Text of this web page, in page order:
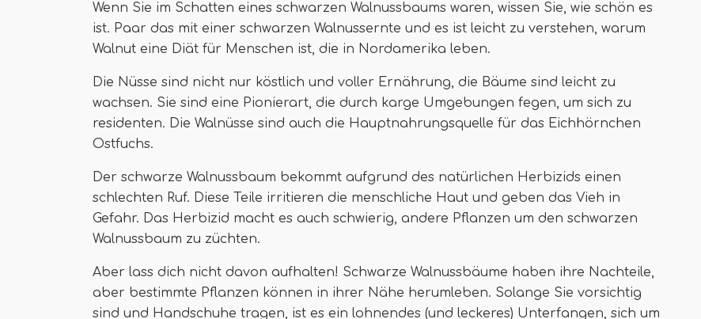
Wenn Sie im Schatten eines schwarzen Walnussbaums waren, wissen Sie, wie schön es
ist. Paar das mit einer schwarzen Walnussernte und es ist leicht zu verstehen, warum
Walnut eine Diät für Menschen ist, die in Nordamerika leben.
Die Nüsse sind nicht nur köstlich und voller Ernährung, die Bäume sind leicht zu
wachsen. Sie sind eine Pionierart, die durch karge Umgebungen fegen, um sich zu
residenten. Die Walnüsse sind auch die Hauptnahrungsquelle für das Eichhörnchen
Ostfuchs.
Der schwarze Walnussbaum bekommt aufgrund des natürlichen Herbizids einen
schlechten Ruf. Diese Teile irritieren die menschliche Haut und geben das Vieh in
Gefahr. Das Herbizid macht es auch schwierig, andere Pflanzen um den schwarzen
Walnussbaum zu züchten.
Aber lass dich nicht davon aufhalten! Schwarze Walnussbäume haben ihre Nachteile,
aber bestimmte Pflanzen können in ihrer Nähe herumleben. Solange Sie vorsichtig
sind und Handschuhe tragen, ist es ein lohnendes (und leckeres) Unterfangen, sich um